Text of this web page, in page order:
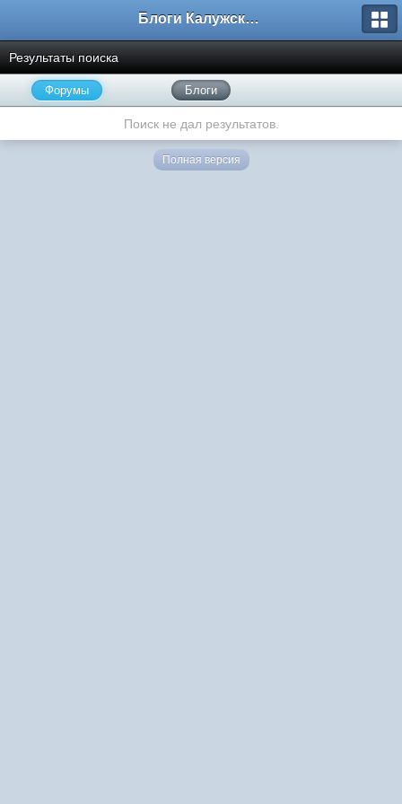
Блоги Калужского перекрестка
Результаты поиска
Форумы Блоги
Поиск не дал результатов.
Полная версия